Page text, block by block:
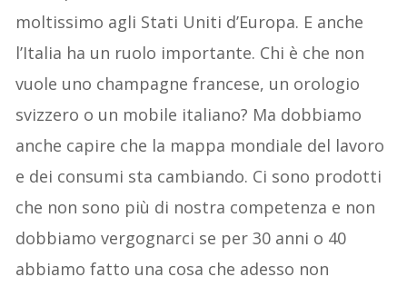
moltissimo agli Stati Uniti d’Europa. E anche
l’Italia ha un ruolo importante. Chi è che non
vuole uno champagne francese, un orologio
svizzero o un mobile italiano? Ma dobbiamo
anche capire che la mappa mondiale del lavoro
e dei consumi sta cambiando. Ci sono prodotti
che non sono più di nostra competenza e non
dobbiamo vergognarci se per 30 anni o 40
abbiamo fatto una cosa che adesso non